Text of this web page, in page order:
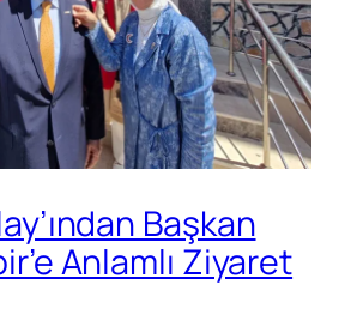
Başkan
Anlamlı Ziyaret